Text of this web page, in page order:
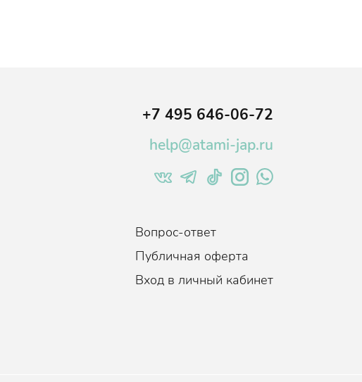
+7 495 646-06-72
help@atami-jap.ru
Вопрос-ответ
Публичная оферта
Вход в личный кабинет